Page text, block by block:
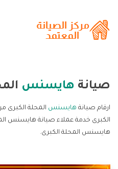
صيانة هايسنس
ارقام صيانة هايسنس المحلة الكبرى
الكبرى خدمة عملاء صيانة هايسنس
هايسنس المحلة الكبرى.